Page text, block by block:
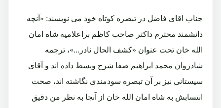
جناب اقای فاضل در تبصره کوتاه خود می نویسند: «آنچه
دانشمند محترم داکتر صاحب کاظم براعلامیه شاه امان
الله خان تحت عنوان «کشف الحال نادر...»، ترجمه
شادروان محمد ابراهیم صفا شرح وبسط داده اند و آقای
سیستانی نیز بر آن تبصره سودمندی نگاشته اند، صحت
انتسابش به شاه امان الله خان از آنجا به نظر من دقیق